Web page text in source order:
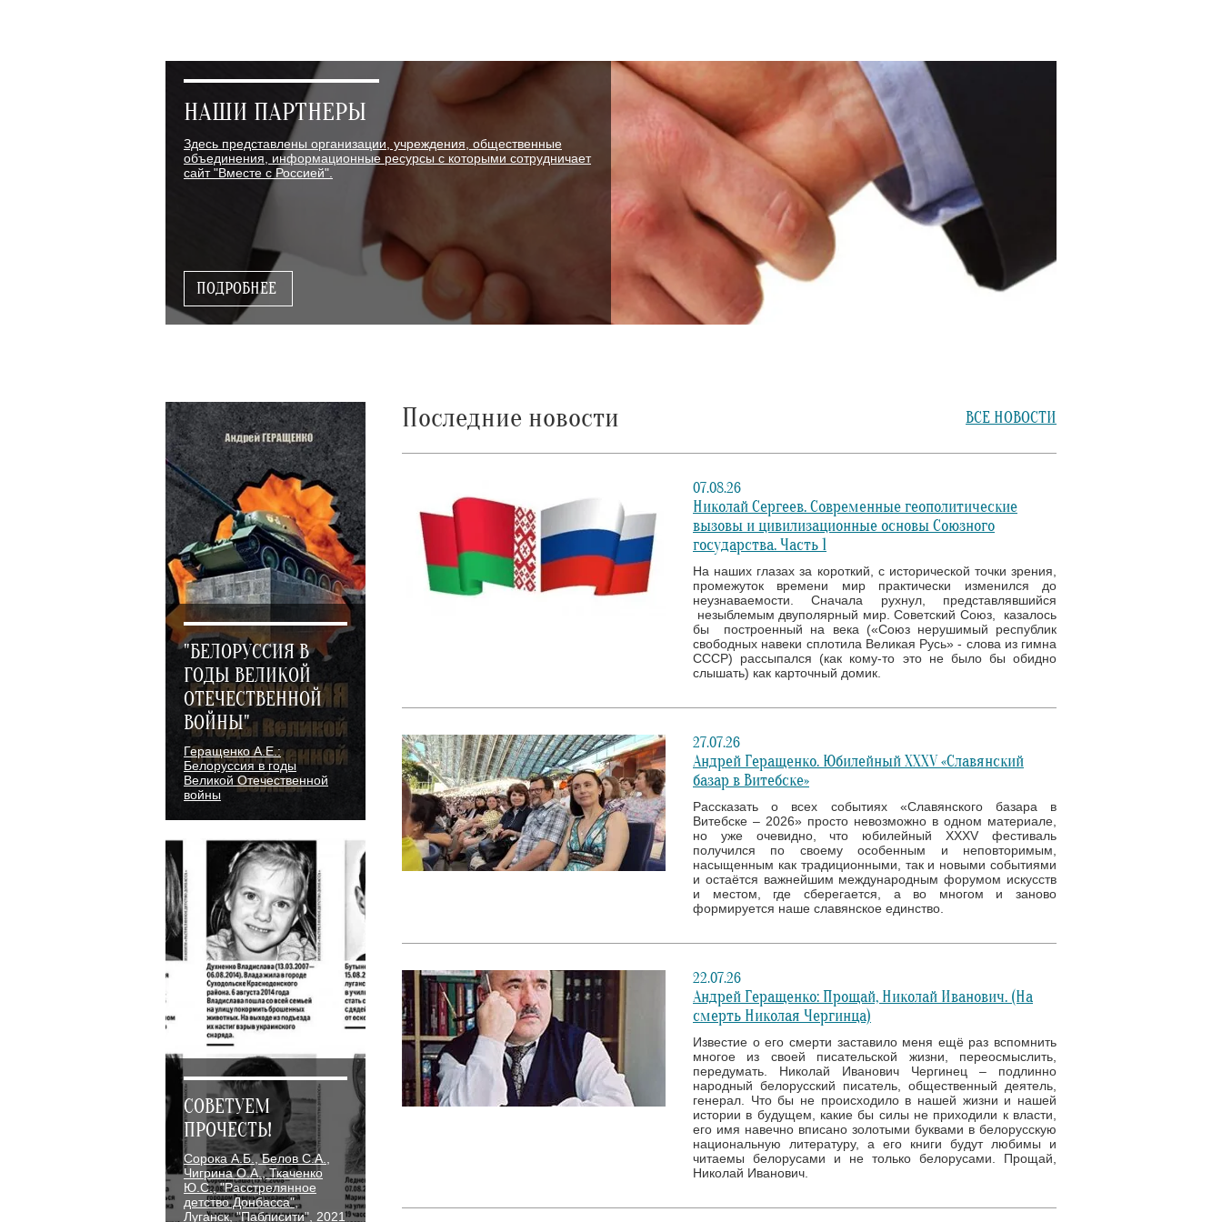
НАШИ ПАРТНЕРЫ
Здесь представлены организации, учреждения, общественные
объединения, информационные ресурсы с которыми сотрудничает
сайт "Вместе с Россией".
ПОДРОБНЕЕ
"БЕЛОРУССИЯ В
ГОДЫ ВЕЛИКОЙ
ОТЕЧЕСТВЕННОЙ
ВОЙНЫ"
Геращенко А.Е.:
Белоруссия в годы
Великой Отечественной
войны
СОВЕТУЕМ
ПРОЧЕСТЬ!
Сорока А.Б., Белов С.А.,
Чигрина О.А., Ткаченко
Ю.С., "Расстрелянное
детство Донбасса",
Луганск, "Паблисити", 2021
Последние новости ВСЕ НОВОСТИ
07.08.26
Николай Сергеев. Современные геополитические
вызовы и цивилизационные основы Союзного
государства. Часть 1
На наших глазах за короткий, с исторической точки зрения,
промежуток времени мир практически изменился до
неузнаваемости. Сначала рухнул, представлявшийся
незыблемым двуполярный мир. Советский Союз, казалось
бы построенный на века («Союз нерушимый республик
свободных навеки сплотила Великая Русь» - слова из гимна
СССР) рассыпался (как кому-то это не было бы обидно
слышать) как карточный домик.
27.07.26
Андрей Геращенко. Юбилейный XXXV «Славянский
базар в Витебске»
Рассказать о всех событиях «Славянского базара в
Витебске – 2026» просто невозможно в одном материале,
но уже очевидно, что юбилейный XXXV фестиваль
получился по своему особенным и неповторимым,
насыщенным как традиционными, так и новыми событиями
и остаётся важнейшим международным форумом искусств
и местом, где сберегается, а во многом и заново
формируется наше славянское единство.
22.07.26
Андрей Геращенко: Прощай, Николай Иванович. (На
смерть Николая Чергинца)
Известие о его смерти заставило меня ещё раз вспомнить
многое из своей писательской жизни, переосмыслить,
передумать. Николай Иванович Чергинец – подлинно
народный белорусский писатель, общественный деятель,
генерал. Что бы не происходило в нашей жизни и нашей
истории в будущем, какие бы силы не приходили к власти,
его имя навечно вписано золотыми буквами в белорусскую
национальную литературу, а его книги будут любимы и
читаемы белорусами и не только белорусами. Прощай,
Николай Иванович.